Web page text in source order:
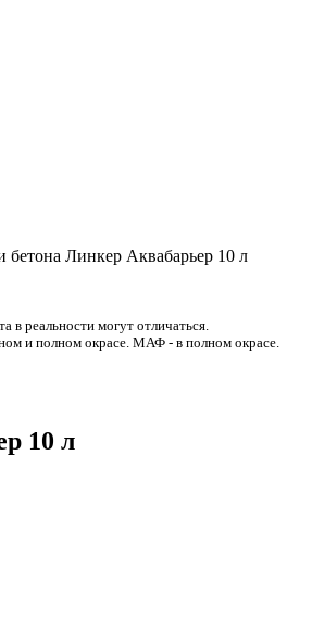
бетона Линкер Аквабарьер 10 л
в реальности могут отличаться.
и полном окрасе. МАФ - в полном окрасе.
10 л